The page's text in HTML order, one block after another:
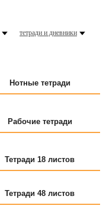
тетради и дневники
Нотные тетради
Рабочие тетради
Тетради 18 листов
Тетради 48 листов